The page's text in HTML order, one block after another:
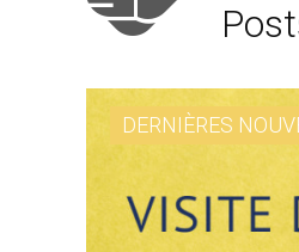
DERNIÈRES